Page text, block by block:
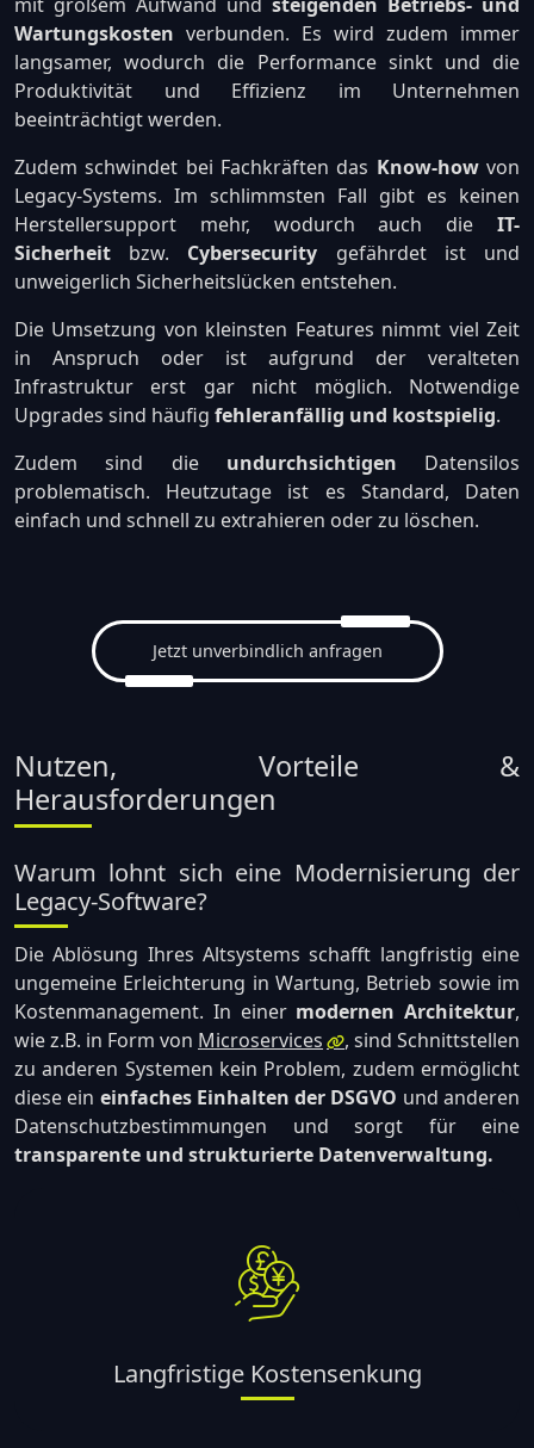
Wartungskosten verbunden. Es wird zudem immer
langsamer, wodurch die Performance sinkt und die
Produktivität und Effizienz im Unternehmen
beeinträchtigt werden.
Zudem schwindet bei Fachkräften das Know-howvon
Legacy-Systems. Im schlimmsten Fall gibt es keinen
Herstellersupport mehr, wodurch auch die IT-
Sicherheit bzw. Cybersecurity gefährdet ist und
unweigerlich Sicherheitslücken entstehen.
Die Umsetzung von kleinsten Features nimmt viel Zeit
in Anspruch oder ist aufgrund der veralteten
Infrastruktur erst gar nicht möglich. Notwendige
Upgrades sind häufig fehleranfällig und kostspielig.
Zudem sind die undurchsichtigen Datensilos
problematisch. Heutzutage ist es Standard, Daten
einfach und schnell zu extrahieren oder zu löschen.
Jetzt unverbindlich anfragen
Nutzen, Vorteile &
Herausforderungen
Warum lohnt sich eine Modernisierung der
Legacy-Software?
Die Ablösung Ihres Altsystems schafft langfristig eine
ungemeine Erleichterung in Wartung, Betrieb sowie im
Kostenmanagement. In einer modernen Architektur,
wie z.B. in Form von Microservices
, sind Schnittstellen
zu anderen Systemen kein Problem, zudem ermöglicht
diese ein einfaches Einhalten der DSGVO und anderen
Datenschutzbestimmungen und sorgt für eine
transparente und strukturierte Datenverwaltung.
Langfristige Kostensenkung